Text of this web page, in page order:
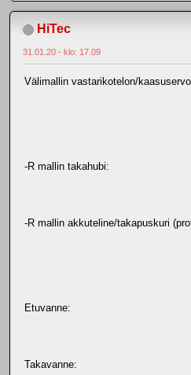
HiTec
31.01.20 - klo: 17.09
Välimallin vastarikotelon/
-R mallin takahubi:
-R mallin akkuteline/takapuskuri
Etuvanne:
Takavanne: